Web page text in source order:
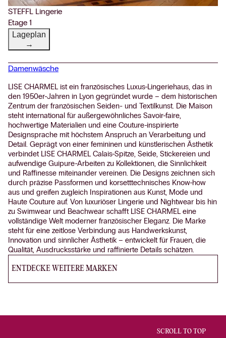
STEFFL Lingerie
Etage 1
Lageplan
→
Damenwäsche
LISE CHARMEL ist ein französisches Luxus-Lingeriehaus, das in
den 1950er-Jahren in Lyon gegründet wurde – dem historischen
Zentrum der französischen Seiden- und Textilkunst. Die Maison
steht international für außergewöhnliches Savoir-faire,
hochwertige Materialien und eine Couture-inspirierte
Designsprache mit höchstem Anspruch an Verarbeitung und
Detail. Geprägt von einer femininen und künstlerischen Ästhetik
verbindet LISE CHARMEL Calais-Spitze, Seide, Stickereien und
aufwendige Guipure-Arbeiten zu Kollektionen, die Sinnlichkeit
und Raffinesse miteinander vereinen. Die Designs zeichnen sich
durch präzise Passformen und korsetttechnisches Know-how
aus und greifen zugleich Inspirationen aus Kunst, Mode und
Haute Couture auf. Von luxuriöser Lingerie und Nightwear bis hin
zu Swimwear und Beachwear schafft LISE CHARMEL eine
vollständige Welt moderner französischer Eleganz. Die Marke
steht für eine zeitlose Verbindung aus Handwerkskunst,
Innovation und sinnlicher Ästhetik – entwickelt für Frauen, die
Qualität, Ausdrucksstärke und raffinierte Details schätzen.
ENTDECKE WEITERE MARKEN
SCROLL TO TOP